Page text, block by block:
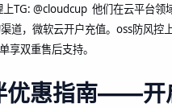
上TG: @cloudcup 他们在云平台领
道，微软云开户充值。oss防风
享双重售后支持。
优惠指南——开